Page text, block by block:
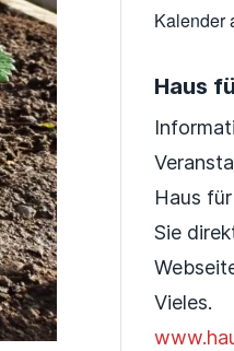
Kalender
Haus
Haus
Sie
Vieles.